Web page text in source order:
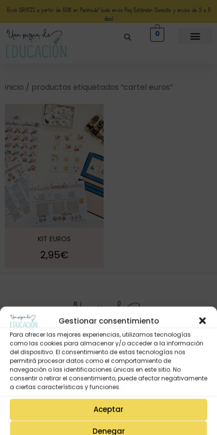
Gestionar consentimiento
Para ofrecer las mejores experiencias, utilizamos tecnologías
como las cookies para almacenar y/o acceder a la información
del dispositivo. El consentimiento de estas tecnologías nos
permitirá procesar datos como el comportamiento de
navegación o las identificaciones únicas en este sitio. No
consentir o retirar el consentimiento, puede afectar negativamente
a ciertas características y funciones.
Aceptar
Denegar
Envío GRATIS a partir de 50€ en Península* (solo envio Paq Estándar Domicilio y envíos de 3 a 5
días)
0
inicio / productos etiquetados “cartel euros”
KIT EUROS
2,95€
Mi Cuenta
Lista de deseos
Mi Perfil
Descargas
Estado de mi pedido